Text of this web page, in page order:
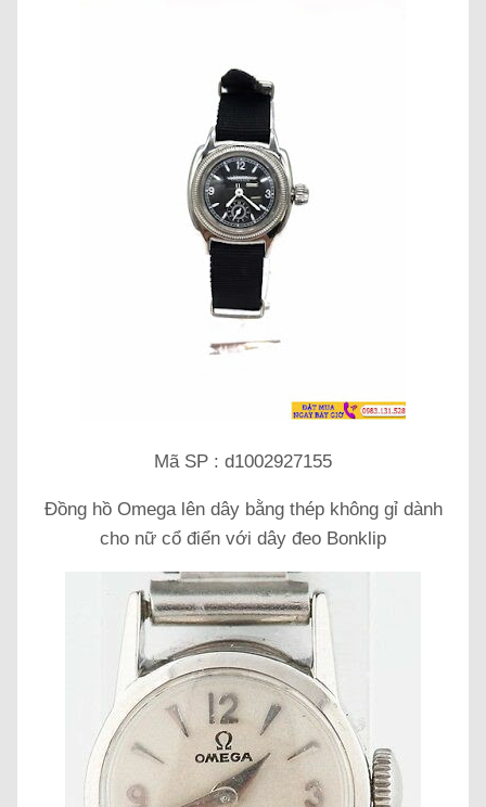
Mã SP : d1002927155
Đồng hồ Omega lên dây bằng thép không gỉ dành
cho nữ cổ điển với dây đeo Bonklip